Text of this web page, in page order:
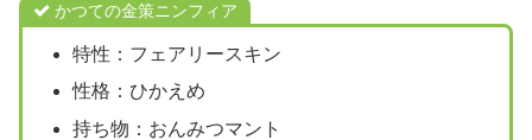
かつての金策ニンフィア
特性：フェアリースキン
性格：ひかえめ
持ち物：おんみつマント